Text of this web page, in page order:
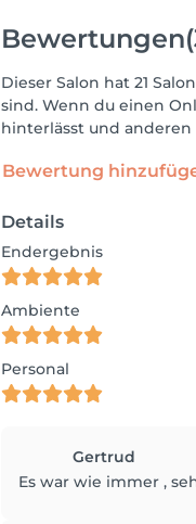
Bewertungen
Dieser Salon hat 21
sind. Wenn du einen
hinterlässt und
Bewertung
Details
Endergebnis
Ambiente
Personal
Gertrud
Es war wie immer ,